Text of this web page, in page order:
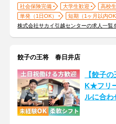
社会保険完備 大学生歓迎
高校
単発（1日OK）
短期（1ヶ月以内OK
株式会社サカイ引越センターの求人一覧
餃子の王将 春日井店
【餃子
K★フリ
ルに合